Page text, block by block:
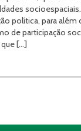
política, para
de participação
[…]